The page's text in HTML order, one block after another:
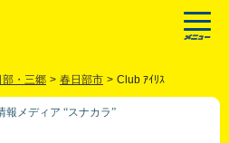
部・三郷 > 春日部市 > Club ｱｲﾘｽ
報メディア “スナカラ”